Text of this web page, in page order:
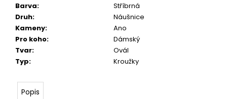
Barva:
Stříbrná
Druh:
Náušnice
Kameny:
Ano
Pro koho:
Dámský
Tvar:
Ovál
Typ: Kroužky
Popis
u
č
u
e
m